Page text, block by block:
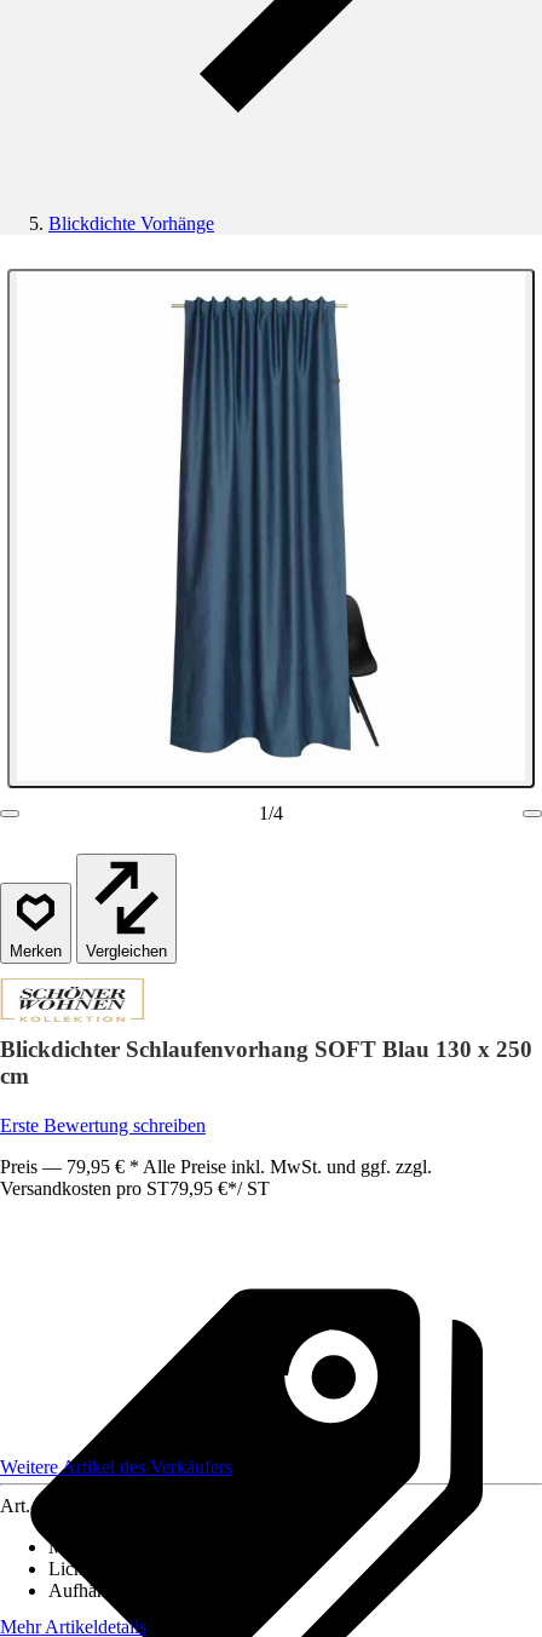
Blickdichte Vorhänge
1/4
Vergleichen
Blickdichter Schlaufenvorhang SOFT Blau 130 x 250
cm
Erste Bewertung schreiben
Preis — 79,95 € * Alle Preise inkl. MwSt. und ggf. zzgl.
Versandkosten pro ST79,95 €*/ ST
Weitere Artikel des Verkäufers
Art.-Nr.
Maße (BxH)
Lichtdurchlässigkeit
Aufhängungsart
Mehr Artikeldetails